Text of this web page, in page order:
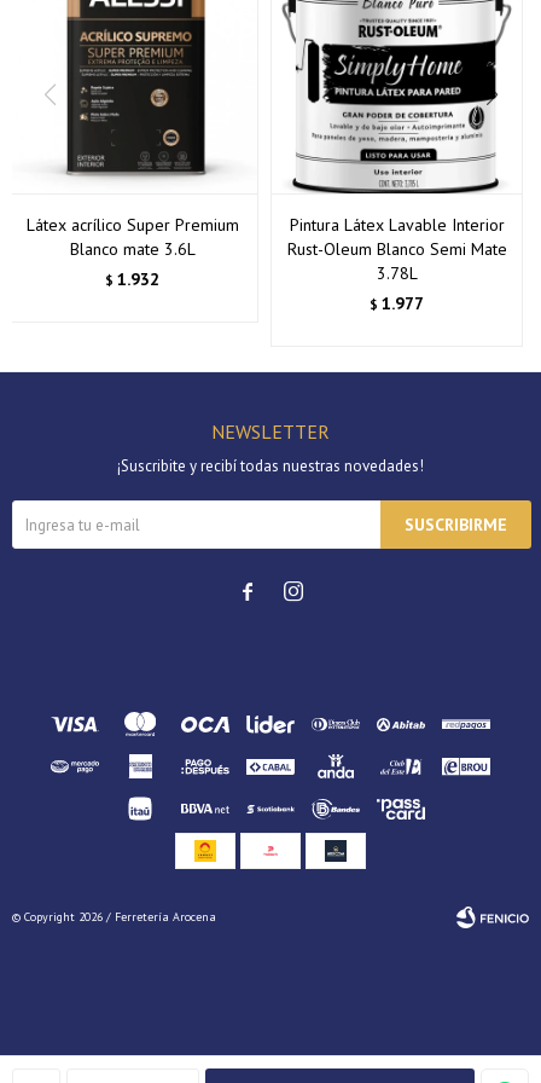
Látex acrílico Super Premium
Blanco mate 3.6L
$ 1.932
Pintura Látex Lavable Interior
Rust-Oleum Blanco Semi Mate
3.78L
$ 1.977
NEWSLETTER
¡Suscribite y recibí todas nuestras novedades!
SUSCRIBIRME
 
© Copyright 2026 / Ferretería Arocena